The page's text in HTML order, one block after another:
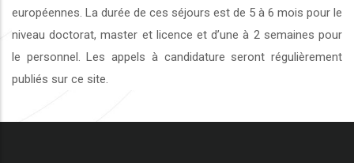
européennes. La durée de ces séjours est de 5 à 6 mois pour le
niveau doctorat, master et licence et d’une à 2 semaines pour
le personnel. Les appels à candidature seront régulièrement
publiés sur ce site.